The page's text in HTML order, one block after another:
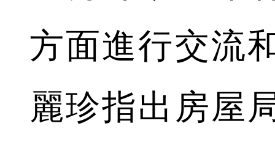
方面進行交流
麗珍指出房屋